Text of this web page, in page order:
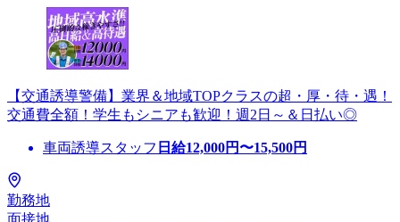
【交通誘導警備】業界＆地域TOPクラスの超・厚・待・遇！
交通費全額！学生もシニアも歓迎！週2日～＆日払い◎
車両誘導スタッフ 日給12,000円〜15,500円
勤務地
面接地